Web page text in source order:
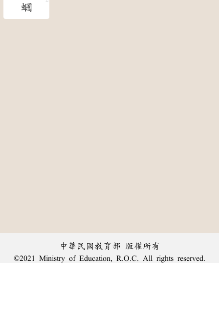
蟈
中華民國教育部 版權所有
©2021 Ministry of Education, R.O.C. All rights reserved.